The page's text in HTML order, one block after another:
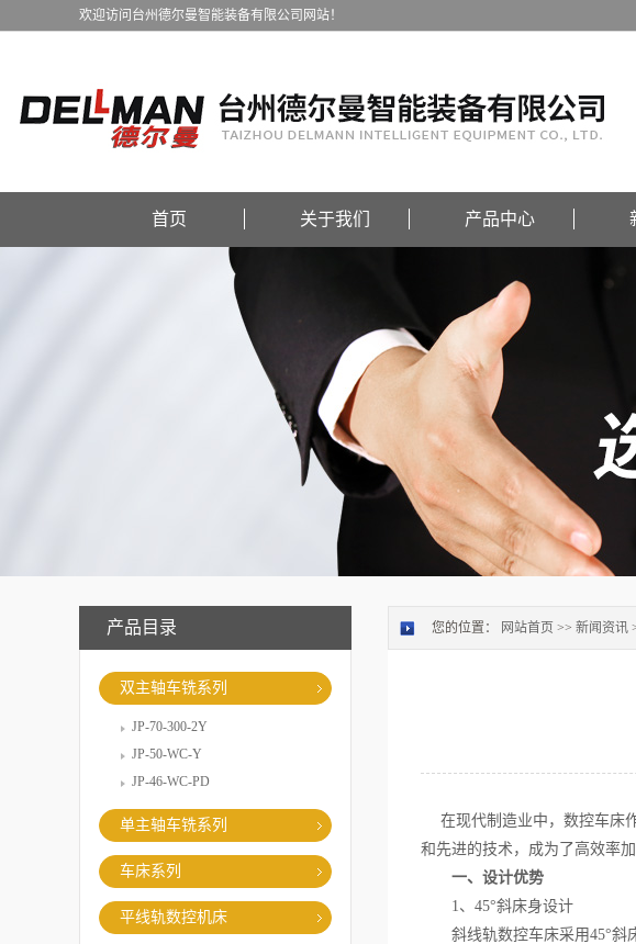
欢迎访问台州德尔曼智能装备有限公司网站！
首页 关于我们 产品中心
产品目录
双主轴车铣系列
JP-70-300-2Y
JP-50-WC-Y
JP-46-WC-PD
单主轴车铣系列
车床系列
平线轨数控机床
您的位置： 网站首页 >> 新闻资讯
在现代制造业中，数控车床
和先进的技术，成为了高效率加
一、设计优势
1、45°斜床身设计
斜线轨数控车床采用45°斜床